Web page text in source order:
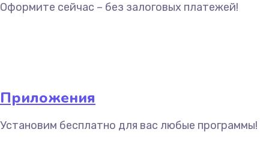
Оформите сейчас – без залоговых платежей!
Приложения
Установим бесплатно для вас любые программы!